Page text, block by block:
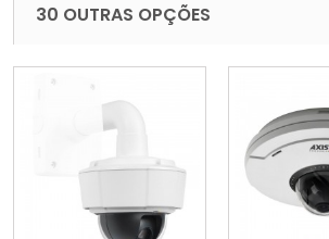
30 OUTRAS OPÇÕES